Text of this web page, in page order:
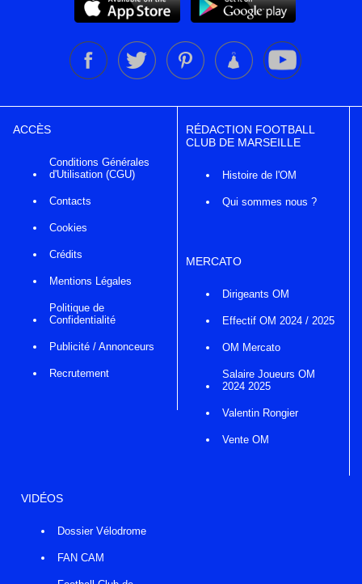
ACCÈS
Conditions Générales
d'Utilisation (CGU)
Contacts
Cookies
Crédits
Mentions Légales
Politique de
Confidentialité
Publicité / Annonceurs
Recrutement
RÉDACTION FOOTBALL
CLUB DE MARSEILLE
Histoire de l'OM
Qui sommes nous ?
MERCATO
Dirigeants OM
Effectif OM 2024 / 2025
OM Mercato
Salaire Joueurs OM
2024 2025
Valentin Rongier
Vente OM
VIDÉOS
Dossier Vélodrome
FAN CAM